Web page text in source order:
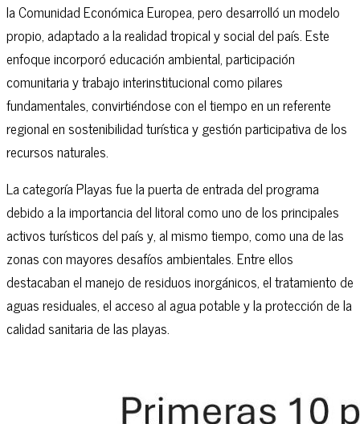
la Comunidad Económica Europea, pero desarrolló un modelo
propio, adaptado a la realidad tropical y social del país. Este
enfoque incorporó educación ambiental, participación
comunitaria y trabajo interinstitucional como pilares
fundamentales, convirtiéndose con el tiempo en un referente
regional en sostenibilidad turística y gestión participativa de los
recursos naturales.
La categoría Playas fue la puerta de entrada del programa
debido a la importancia del litoral como uno de los principales
activos turísticos del país y, al mismo tiempo, como una de las
zonas con mayores desafíos ambientales. Entre ellos
destacaban el manejo de residuos inorgánicos, el tratamiento de
aguas residuales, el acceso al agua potable y la protección de la
calidad sanitaria de las playas.